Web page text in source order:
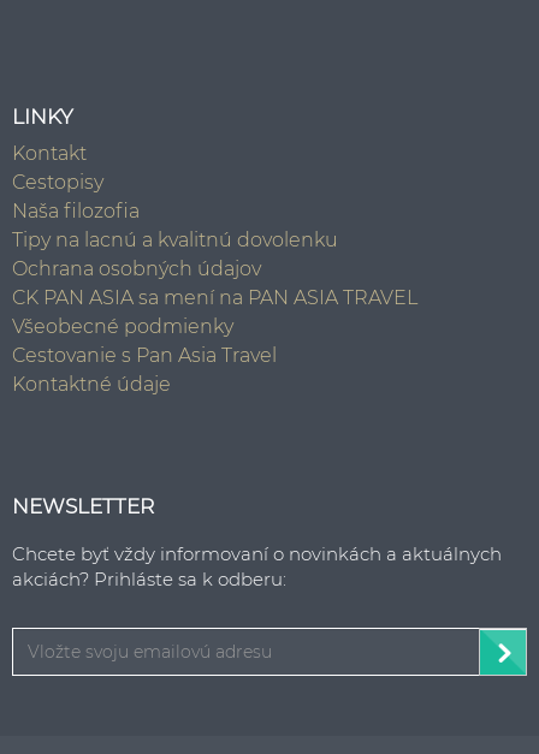
LINKY
Kontakt
Cestopisy
Naša filozofia
Tipy na lacnú a kvalitnú dovolenku
Ochrana osobných údajov
CK PAN ASIA sa mení na PAN ASIA TRAVEL
Všeobecné podmienky
Cestovanie s Pan Asia Travel
Kontaktné údaje
NEWSLETTER
Chcete byť vždy informovaní o novinkách a aktuálnych
akciách? Prihláste sa k odberu: